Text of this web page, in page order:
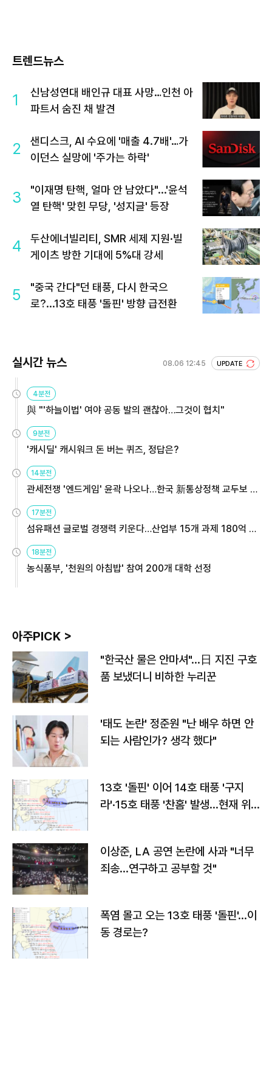
트렌드뉴스
1
신남성연대 배인규 대표 사망…인천 아
파트서 숨진 채 발견
2
샌디스크, AI 수요에 '매출 4.7배'…가
이던스 실망에 '주가는 하락'
3
"이재명 탄핵, 얼마 안 남았다"...'윤석
열 탄핵' 맞힌 무당, '성지글' 등장
4
두산에너빌리티, SMR 세제 지원·빌
게이츠 방한 기대에 5%대 강세
5
"중국 간다"던 태풍, 다시 한국으
로?...13호 태풍 '돌핀' 방향 급전환
실시간 뉴스 08.06 12:45 UPDATE
4분전
與 "'하늘이법' 여야 공동 발의 괜찮아…그것이 협치"
9분전
'캐시딜' 캐시워크 돈 버는 퀴즈, 정답은?
14분전
관세전쟁 '엔드게임' 윤곽 나오나…한국 新통상정책 교두보 활
용해야
17분전
섬유패션 글로벌 경쟁력 키운다…산업부 15개 과제 180억 지
원
18분전
농식품부, '천원의 아침밥' 참여 200개 대학 선정
아주PICK >
"한국산 물은 안마셔"…日 지진 구호
품 보냈더니 비하한 누리꾼
'태도 논란' 정준원 "난 배우 하면 안
되는 사람인가? 생각 했다"
13호 '돌핀' 이어 14호 태풍 '구지
라'·15호 태풍 '찬홈' 발생…현재 위
이상준, LA 공연 논란에 사과 "너무
죄송…연구하고 공부할 것"
폭염 몰고 오는 13호 태풍 '돌핀'…이
동 경로는?